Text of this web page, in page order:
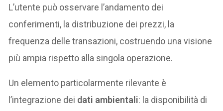
L’utente può osservare l’andamento dei
conferimenti, la distribuzione dei prezzi, la
frequenza delle transazioni, costruendo una visione
più ampia rispetto alla singola operazione.
Un elemento particolarmente rilevante è
l’integrazione dei dati ambientali: la disponibilità di